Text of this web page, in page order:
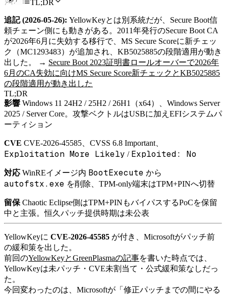
TL;DR
追記 (2026-05-26): YellowKeyとは別系統だが、Secure Boot信
頼チェーン側にも動きがある。2011年発行のSecure Boot CA
が2026年6月に失効する移行で、MS Secure Scoreに新チェッ
ク（MC1293483）が追加され、KB5025885の段階適用が動き
出した。 → Secure Boot 2023証明書ロールオーバーで2026年
6月のCA失効に向けMS Secure Score新チェックとKB5025885
の段階適用が動き出した
TL;DR
影響 Windows 11 24H2 / 25H2 / 26H1（x64）、Windows Server
2025 / Server Core。攻撃ベクトルはUSBに加えEFIシステムパ
ーティション
CVE CVE-2026-45585、CVSS 6.8 Important、
Exploitation More Likely / Exploited: No
対応 WinREイメージ内 BootExecute から
autofstx.exe を削除、TPM-only端末はTPM+PINへ切替
留保 Chaotic Eclipse側はTPM+PINもバイパスするPoCを保留
中と主張。恒久パッチ提供時期は未公表
YellowKeyに CVE-2026-45585 が付き、Microsoftがパッチ前
の緩和策を出した。
前回のYellowKeyとGreenPlasmaの記事を書いた時点では、
YellowKeyは未パッチ・CVE未割当て・公式緩和策なしだっ
た。
今回変わったのは、Microsoftが「修正パッチまでの間にやる